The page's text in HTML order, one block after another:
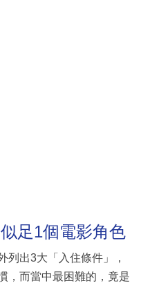
足1個電影角色
列出3大「入住條件」，
，而當中最困難的，竟是